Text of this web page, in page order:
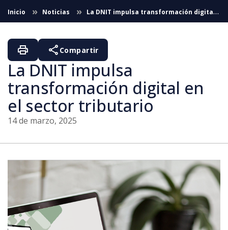
Saltar al contenido principal
Inicio Noticias
La DNIT impulsa transformación digital
en el sector tributario
La DNIT impulsa
transformación digital en
el sector tributario
14 de marzo, 2025
print share Compartir